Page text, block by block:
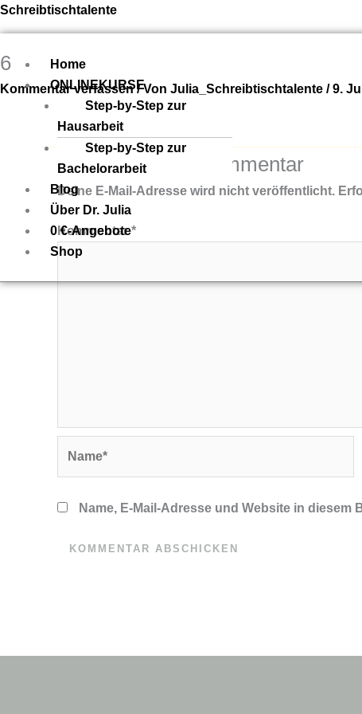
Zum
Inhalt
Schreibtischtalente
Menü
Home
ONLINEKURSE
Step-by-Step zur
Hausarbeit
Step-by-Step zur
Bachelorarbeit
Blog
Über Dr. Julia
0 €-Angebote
Shop
6
Kommentar verfassen / Von Julia_Schreibtischtalente /9.
Schreibe einen Kommentar
Deine E-Mail-Adresse wird nicht veröffentlicht.
Kommentar*
Name, E-Mail-Adresse und Website in